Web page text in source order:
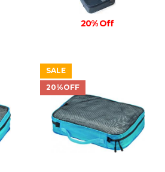
20% Off
SALE
20%OFF